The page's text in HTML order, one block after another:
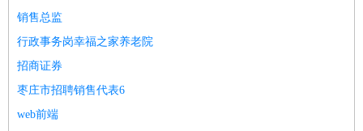
销售总监
行政事务岗幸福之家养老院
招商证券
枣庄市招聘销售代表6
web前端